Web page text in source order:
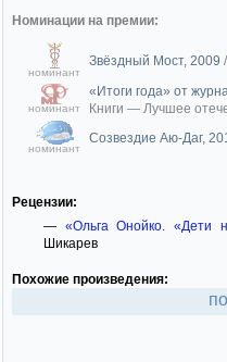
Номинации на премии:
номинант
Звёздный Мост, 2009
номинант
«Итоги года» от
Книги — Лучшее
номинант
Созвездие Аю-Даг,
Рецензии:
— «Ольга Онойко. «Дети
Шикарев
Похожие произведения: